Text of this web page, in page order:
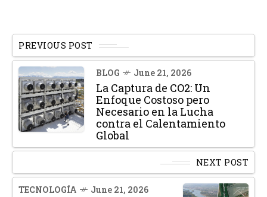
PREVIOUS POST
BLOG June 21, 2026
La Captura de CO2: Un
Enfoque Costoso pero
Necesario en la Lucha
contra el Calentamiento
Global
NEXT POST
TECNOLOGÍA June 21, 2026